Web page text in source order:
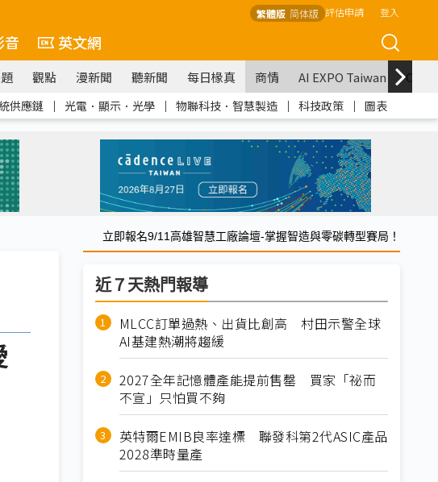
繁體版 简体版 評估申請 登入
音 英文網
觀點 漫新聞 聽新聞 每日椽真 商情 AI EXPO Taiwan
供應鏈 ｜ 光電．顯示．光學 ｜ 物聯科技．智慧製造 ｜ 科技政策 ｜ 圖表
立即報名9/11高雄智慧工廠論壇-掌握智造與零碳轉型賽局！
近７天熱門報導
MLCC訂單過熱、出貨比創高 村田示警全球
AI基建熱潮將趨緩
2027全年記憶體產能提前售罄 買家「祕而
不宣」只怕買不夠
英特爾EMIB良率達標 聯發科第2代ASIC產品
2028準時量產